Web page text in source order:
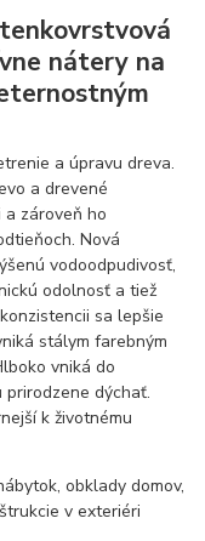
nátery na
a úpravu dreva.
a drevené
zároveň ho
Nová
vodoodpudivosť,
odolnosť a tiež
sa lepšie
stálym farebným
vniká do
dýchať.
k životnému
obklady domov,
v exteriéri